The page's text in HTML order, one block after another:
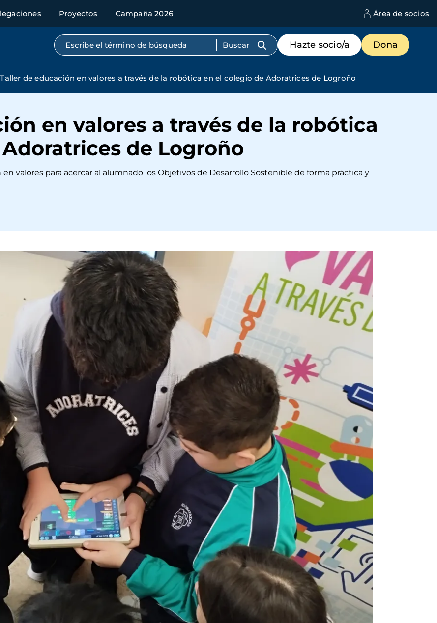
Proyectos Campaña 2026 Área de socios
Búsqueda por texto completo
Menú
de
destacados
Hazte socio/a Dona
Taller de educación en valores a través de la robótica en el colegio de Adoratrices de Logroño
en valores a través de la robótica
de Logroño
valores para acercar al alumnado los Objetivos de Desarrollo Sostenible de forma práctica y